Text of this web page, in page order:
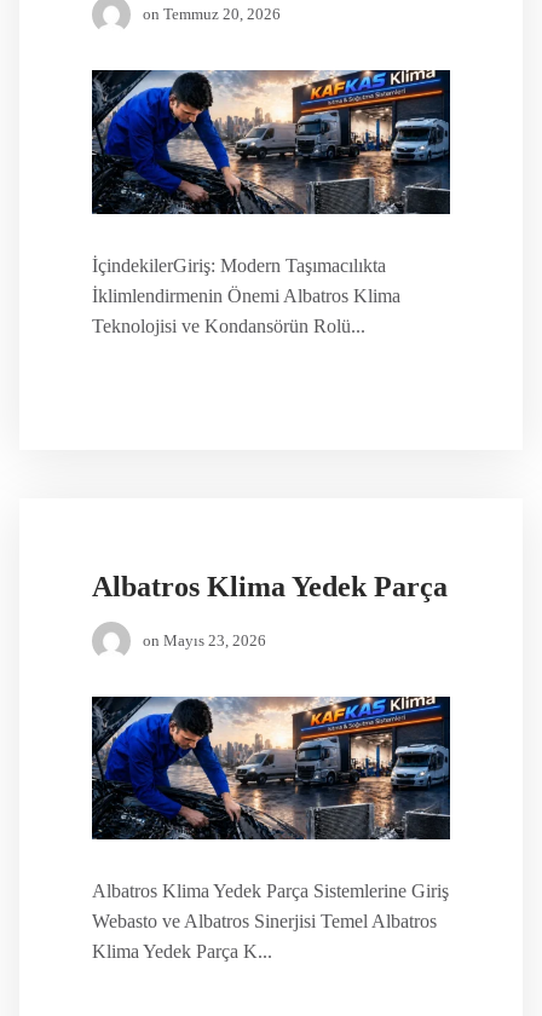
on Temmuz 20, 2026
İçindekilerGiriş: Modern Taşımacılıkta
İklimlendirmenin Önemi Albatros Klima
Teknolojisi ve Kondansörün Rolü...
Albatros Klima Yedek Parça
on Mayıs 23, 2026
Albatros Klima Yedek Parça Sistemlerine Giriş
Webasto ve Albatros Sinerjisi Temel Albatros
Klima Yedek Parça K...